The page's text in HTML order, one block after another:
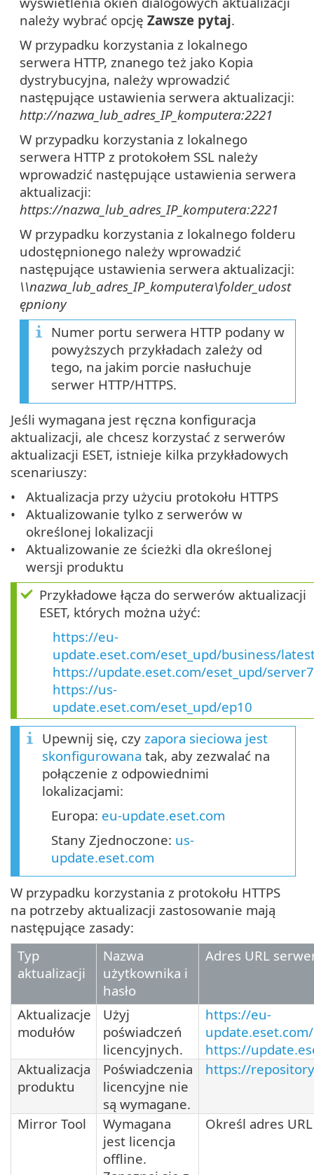
należy wybrać opcję Zawsze pytaj.
W przypadku korzystania z lokalnego
serwera HTTP, znanego też jako Kopia
dystrybucyjna, należy wprowadzić
następujące ustawienia serwera aktualizacji:
http://nazwa_lub_adres_IP_komputera:2221
W przypadku korzystania z lokalnego
serwera HTTP z protokołem SSL należy
wprowadzić następujące ustawienia serwera
aktualizacji:
https://nazwa_lub_adres_IP_komputera:2221
W przypadku korzystania z lokalnego folderu
udostępnionego należy wprowadzić
następujące ustawienia serwera aktualizacji:
\\nazwa_lub_adres_IP_komputera\folder_udost
ępniony
Numer portu serwera HTTP podany w
powyższych przykładach zależy od
tego, na jakim porcie nasłuchuje
serwer HTTP/HTTPS.
Jeśli wymagana jest ręczna konfiguracja
aktualizacji, ale chcesz korzystać z serwerów
aktualizacji ESET, istnieje kilka przykładowych
scenariuszy:
Aktualizacja przy użyciu protokołu HTTPS
Aktualizowanie tylko z serwerów w
określonej lokalizacji
Aktualizowanie ze ścieżki dla określonej
wersji produktu
Przykładowe łącza do serwerów aktualizacji
ESET, których można użyć:
https://eu-
update.eset.com/eset_upd/business/
https://update.eset.com/eset_upd/server7
https://us-
update.eset.com/eset_upd/ep10
Upewnij się, czy zapora sieciowa jest
skonfigurowana tak, aby zezwalać na
połączenie z odpowiednimi
lokalizacjami:
Europa: eu-update.eset.com
Stany Zjednoczone: us-
update.eset.com
W przypadku korzystania z protokołu HTTPS
na potrzeby aktualizacji zastosowanie mają
następujące zasady:
Typ
aktualizacji
Nazwa
użytkownika i
hasło
Adres URL
Aktualizacje
modułów
Użyj
poświadczeń
licencyjnych.
https://eu-
https://
Aktualizacja
produktu
Poświadczenia
licencyjne nie
są wymagane.
https://
Mirror Tool
Wymagana
jest licencja
offline.
Określ adres